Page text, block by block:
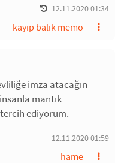
12.11.2020 01:34
kayıp balık memo
imza atacağın
mantık
ediyorum.
12.11.2020 01:59
hame